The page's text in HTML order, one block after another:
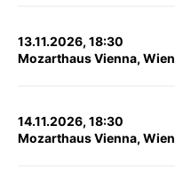
13.11.2026, 18:30
Mozarthaus Vienna, Wien
14.11.2026, 18:30
Mozarthaus Vienna, Wien